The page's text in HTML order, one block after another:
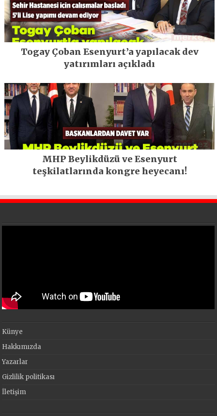
Togay Çoban Esenyurt’a yapılacak dev
yatırımları açıkladı
MHP Beylikdüzü ve Esenyurt
teşkilatlarında kongre heyecanı!
Künye
Hakkımızda
Yazarlar
Gizlilik politikası
İletişim